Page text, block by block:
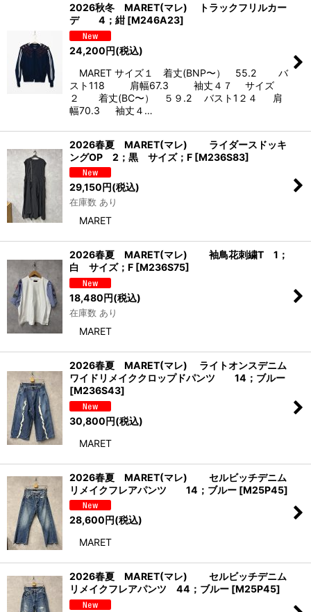
2026秋冬 MARET(マレ) トラックフリルカー
デ 4；紺 [M246A23]
24,200円(税込)
MARET サイズ１ 着丈(BNP〜） 55.2 バ
スト118 肩幅67.3 袖丈４７ サイズ
２ 着丈(BC〜） ５９.2 バスト1２４ 肩
幅70.3 袖丈４…
2026春夏 MARET(マレ) ライダースドッキ
ングOP 2；黒 サイズ；F [M236S83]
29,150円(税込)
在庫数 あり
MARET
2026春夏 MARET(マレ) 袖鳥花刺繍T 1；
白 サイズ；F [M236S75]
18,480円(税込)
在庫数 あり
MARET
2026春夏 MARET(マレ) ライトオンスデニム
ワイドリメイククロップドパンツ 14；ブルー
[M236S43]
30,800円(税込)
MARET
2026春夏 MARET(マレ) セルビッチデニム
リメイクフレアパンツ 14；ブルー [M25P45]
28,600円(税込)
MARET
2026春夏 MARET(マレ) セルビッチデニム
リメイクフレアパンツ 44；ブルー [M25P45]